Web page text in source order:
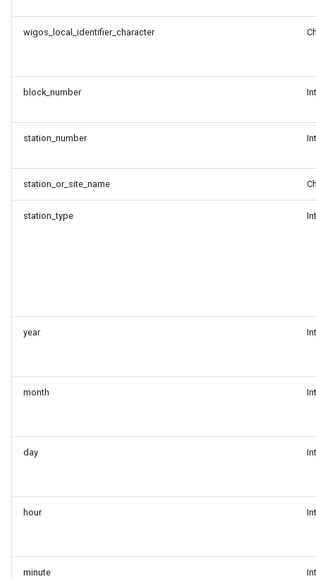
Настройка WIS2 Downloader
студента
Downloader
Обнаружение наборов
wigos_local_identifier_character
block_number
station_number
station_or_site_name
station_type
year
month
day
hour
minute